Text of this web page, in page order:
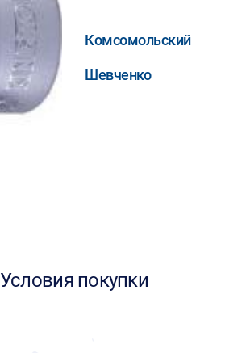
Комсомольский
Шевченко
Условия покупки